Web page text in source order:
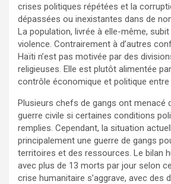
crises politiques répétées et la
dépassées ou inexistantes dans de
La population, livrée à elle-même,
violence. Contrairement à d’autres
Haïti n’est pas motivée par des
religieuses. Elle est plutôt alimentée
contrôle économique et politique entre
Plusieurs chefs de gangs ont menacé
guerre civile si certaines conditions
remplies. Cependant, la situation
principalement une guerre de gangs
territoires et des ressources. Le bilan
avec plus de 13 morts par jour selon
crise humanitaire s’aggrave, avec des